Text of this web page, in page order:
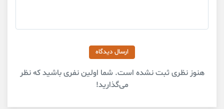
ارسال دیدگاه
هنوز نظری ثبت نشده است. شما اولین نفری باشید که نظر
می‌گذارید!